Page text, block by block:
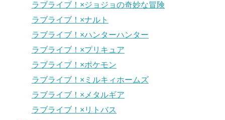
ラブライブ！×ジョジョの奇妙な冒険
ラブライブ！×ナルト
ラブライブ！×ハンターハンター
ラブライブ！×プリキュア
ラブライブ！×ポケモン
ラブライブ！×ミルキィホームズ
ラブライブ！×メタルギア
ラブライブ！×リトバス